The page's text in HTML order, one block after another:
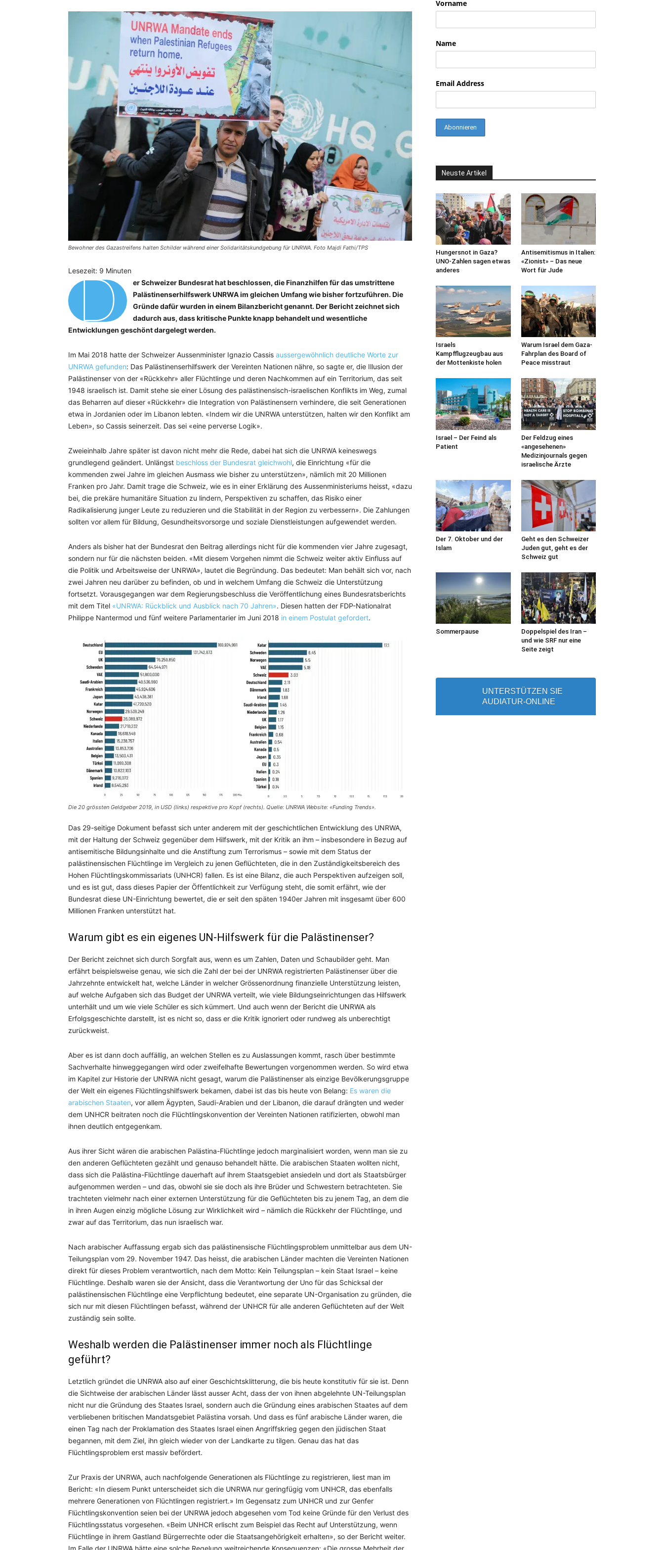
Bewohner des Gazastreifens halten Schilder während einer Solidaritätskundgebung für UNRWA. Foto Majdi Fathi/TPS
Lesezeit: 9 Minuten
D
er Schweizer Bundesrat hat beschlossen, die Finanzhilfen für das umstrittene
Palästinenserhilfswerk UNRWA im gleichen Umfang wie bisher fortzuführen. Die
Gründe dafür wurden in einem Bilanzbericht genannt. Der Bericht zeichnet sich
dadurch aus, dass kritische Punkte knapp behandelt und wesentliche
Entwicklungen geschönt dargelegt werden.
Im Mai 2018 hatte der Schweizer Aussenminister Ignazio Cassis aussergewöhnlich deutliche Worte zur
UNRWA gefunden: Das Palästinenserhilfswerk der Vereinten Nationen nähre, so sagte er, die Illusion der
Palästinenser von der «Rückkehr» aller Flüchtlinge und deren Nachkommen auf ein Territorium, das seit
1948 israelisch ist. Damit stehe sie einer Lösung des palästinensisch-israelischen Konflikts im Weg, zumal
das Beharren auf dieser «Rückkehr» die Integration von Palästinensern verhindere, die seit Generationen
etwa in Jordanien oder im Libanon lebten. «Indem wir die UNRWA unterstützen, halten wir den Konflikt am
Leben», so Cassis seinerzeit. Das sei «eine perverse Logik».
Zweieinhalb Jahre später ist davon nicht mehr die Rede, dabei hat sich die UNRWA keineswegs
grundlegend geändert. Unlängst beschloss der Bundesrat gleichwohl, die Einrichtung «für die
kommenden zwei Jahre im gleichen Ausmass wie bisher zu unterstützen», nämlich mit 20 Millionen
Franken pro Jahr. Damit trage die Schweiz, wie es in einer Erklärung des Aussenministeriums heisst, «dazu
bei, die prekäre humanitäre Situation zu lindern, Perspektiven zu schaffen, das Risiko einer
Radikalisierung junger Leute zu reduzieren und die Stabilität in der Region zu verbessern». Die Zahlungen
sollten vor allem für Bildung, Gesundheitsvorsorge und soziale Dienstleistungen aufgewendet werden.
Anders als bisher hat der Bundesrat den Beitrag allerdings nicht für die kommenden vier Jahre zugesagt,
sondern nur für die nächsten beiden. «Mit diesem Vorgehen nimmt die Schweiz weiter aktiv Einfluss auf
die Politik und Arbeitsweise der UNRWA», lautet die Begründung. Das bedeutet: Man behält sich vor, nach
zwei Jahren neu darüber zu befinden, ob und in welchem Umfang die Schweiz die Unterstützung
fortsetzt. Vorausgegangen war dem Regierungsbeschluss die Veröffentlichung eines Bundesratsberichts
mit dem Titel «UNRWA: Rückblick und Ausblick nach 70 Jahren». Diesen hatten der FDP-Nationalrat
Philippe Nantermod und fünf weitere Parlamentarier im Juni 2018 in einem Postulat gefordert.
Die 20 grössten Geldgeber 2019, in USD (links) respektive pro Kopf (rechts). Quelle: UNRWA Website: «Funding Trends».
Das 29-seitige Dokument befasst sich unter anderem mit der geschichtlichen Entwicklung des UNRWA,
mit der Haltung der Schweiz gegenüber dem Hilfswerk, mit der Kritik an ihm – insbesondere in Bezug auf
antisemitische Bildungsinhalte und die Anstiftung zum Terrorismus – sowie mit dem Status der
palästinensischen Flüchtlinge im Vergleich zu jenen Geflüchteten, die in den Zuständigkeitsbereich des
Hohen Flüchtlingskommissariats (UNHCR) fallen. Es ist eine Bilanz, die auch Perspektiven aufzeigen soll,
und es ist gut, dass dieses Papier der Öffentlichkeit zur Verfügung steht, die somit erfährt, wie der
Bundesrat diese UN-Einrichtung bewertet, die er seit den späten 1940er Jahren mit insgesamt über 600
Millionen Franken unterstützt hat.
Warum gibt es ein eigenes UN-Hilfswerk für die Palästinenser?
Der Bericht zeichnet sich durch Sorgfalt aus, wenn es um Zahlen, Daten und Schaubilder geht. Man
erfährt beispielsweise genau, wie sich die Zahl der bei der UNRWA registrierten Palästinenser über die
Jahrzehnte entwickelt hat, welche Länder in welcher Grössenordnung finanzielle Unterstützung leisten,
auf welche Aufgaben sich das Budget der UNRWA verteilt, wie viele Bildungseinrichtungen das Hilfswerk
unterhält und um wie viele Schüler es sich kümmert. Und auch wenn der Bericht die UNRWA als
Erfolgsgeschichte darstellt, ist es nicht so, dass er die Kritik ignoriert oder rundweg als unberechtigt
zurückweist.
Aber es ist dann doch auffällig, an welchen Stellen es zu Auslassungen kommt, rasch über bestimmte
Sachverhalte hinweggegangen wird oder zweifelhafte Bewertungen vorgenommen werden. So wird etwa
im Kapitel zur Historie der UNRWA nicht gesagt, warum die Palästinenser als einzige Bevölkerungsgruppe
der Welt ein eigenes Flüchtlingshilfswerk bekamen, dabei ist das bis heute von Belang: Es waren die
arabischen Staaten, vor allem Ägypten, Saudi-Arabien und der Libanon, die darauf drängten und weder
dem UNHCR beitraten noch die Flüchtlingskonvention der Vereinten Nationen ratifizierten, obwohl man
ihnen deutlich entgegenkam.
Aus ihrer Sicht wären die arabischen Palästina-Flüchtlinge jedoch marginalisiert worden, wenn man sie zu
den anderen Geflüchteten gezählt und genauso behandelt hätte. Die arabischen Staaten wollten nicht,
dass sich die Palästina-Flüchtlinge dauerhaft auf ihrem Staatsgebiet ansiedeln und dort als Staatsbürger
aufgenommen werden – und das, obwohl sie sie doch als ihre Brüder und Schwestern betrachteten. Sie
trachteten vielmehr nach einer externen Unterstützung für die Geflüchteten bis zu jenem Tag, an dem die
in ihren Augen einzig mögliche Lösung zur Wirklichkeit wird – nämlich die Rückkehr der Flüchtlinge, und
zwar auf das Territorium, das nun israelisch war.
Nach arabischer Auffassung ergab sich das palästinensische Flüchtlingsproblem unmittelbar aus dem UN-
Teilungsplan vom 29. November 1947. Das heisst, die arabischen Länder machten die Vereinten Nationen
direkt für dieses Problem verantwortlich, nach dem Motto: Kein Teilungsplan – kein Staat Israel – keine
Flüchtlinge. Deshalb waren sie der Ansicht, dass die Verantwortung der Uno für das Schicksal der
palästinensischen Flüchtlinge eine Verpflichtung bedeutet, eine separate UN-Organisation zu gründen, die
sich nur mit diesen Flüchtlingen befasst, während der UNHCR für alle anderen Geflüchteten auf der Welt
zuständig sein sollte.
Weshalb werden die Palästinenser immer noch als Flüchtlinge
geführt?
Letztlich gründet die UNRWA also auf einer Geschichtsklitterung, die bis heute konstitutiv für sie ist. Denn
die Sichtweise der arabischen Länder lässt ausser Acht, dass der von ihnen abgelehnte UN-Teilungsplan
nicht nur die Gründung des Staates Israel, sondern auch die Gründung eines arabischen Staates auf dem
verbliebenen britischen Mandatsgebiet Palästina vorsah. Und dass es fünf arabische Länder waren, die
einen Tag nach der Proklamation des Staates Israel einen Angriffskrieg gegen den jüdischen Staat
begannen, mit dem Ziel, ihn gleich wieder von der Landkarte zu tilgen. Genau das hat das
Flüchtlingsproblem erst massiv befördert.
Zur Praxis der UNRWA, auch nachfolgende Generationen als Flüchtlinge zu registrieren, liest man im
Bericht: «In diesem Punkt unterscheidet sich die UNRWA nur geringfügig vom UNHCR, das ebenfalls
mehrere Generationen von Flüchtlingen registriert.» Im Gegensatz zum UNHCR und zur Genfer
Flüchtlingskonvention seien bei der UNRWA jedoch abgesehen vom Tod keine Gründe für den Verlust des
Flüchtlingsstatus vorgesehen. «Beim UNHCR erlischt zum Beispiel das Recht auf Unterstützung, wenn
Flüchtlinge in ihrem Gastland Bürgerrechte oder die Staatsangehörigkeit erhalten», so der Bericht weiter.
Im Falle der UNRWA hätte eine solche Regelung weitreichende Konsequenzen: «Die grosse Mehrheit der
Vorname
Name
Email Address
Neuste Artikel
Hungersnot in Gaza?
UNO-Zahlen sagen etwas
anderes
Antisemitismus in Italien:
«Zionist» – Das neue
Wort für Jude
Israels
Kampfflugzeugbau aus
der Mottenkiste holen
Warum Israel dem Gaza-
Fahrplan des Board of
Peace misstraut
Israel – Der Feind als
Patient
Der Feldzug eines
«angesehenen»
Medizinjournals gegen
israelische Ärzte
Der 7. Oktober und der
Islam
Geht es den Schweizer
Juden gut, geht es der
Schweiz gut
Sommerpause
Doppelspiel des Iran –
und wie SRF nur eine
Seite zeigt
UNTERSTÜTZEN SIE
AUDIATUR-ONLINE